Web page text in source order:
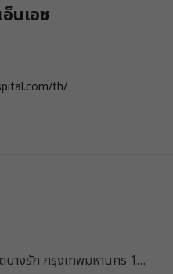
นเอช
th/
างรัก กรุงเทพมหานคร 10